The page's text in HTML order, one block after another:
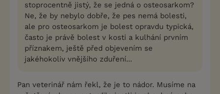
stoprocentně jistý, že se jedná o osteosarkom?
Ne, že by nebylo dobře, že pes nemá bolesti,
ale pro osteosarkom je bolest opravdu typická,
často je právě bolest v kosti a kulhání prvním
příznakem, ještě před objevením se
jakéhokoliv vnějšího zduření...
Pan veterinář nám řekl, že je to nádor. Musíme na